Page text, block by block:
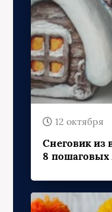
12 октября
Снеговик из
8 пошаговых